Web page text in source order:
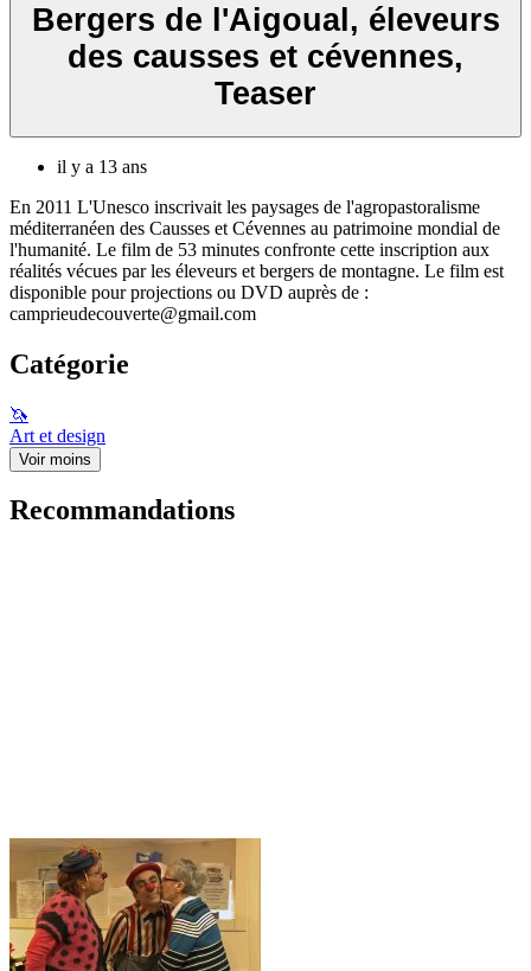
Bergers de l'Aigoual, éleveurs
des causses et cévennes,
Teaser
il y a 13 ans
En 2011 L'Unesco inscrivait les paysages de l'agropastoralisme
méditerranéen des Causses et Cévennes au patrimoine mondial de
l'humanité. Le film de 53 minutes confronte cette inscription aux
réalités vécues par les éleveurs et bergers de montagne. Le film est
disponible pour projections ou DVD auprès de :
camprieudecouverte@gmail.com
Catégorie
🦄
Art et design
Voir moins
Recommandations